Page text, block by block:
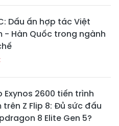
Dấu ấn hợp tác Việt
- Hàn Quốc trong ngành
Exynos 2600 tiến trình
trên Z Flip 8: Đủ sức đấu
8 Elite Gen 5?